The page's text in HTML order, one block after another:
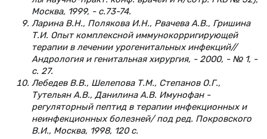
Москва, 1999, - с.73-74.
Ларина В.Н., Полякова И.Н., Рвачева А.В., Гришина
Т.И. Опыт комплексной иммунокорригирующей
терапии в лечении урогенитальных инфекций//
Андрология и генитальная хирургия, - 2000, - № 1, -
с. 27.
Лебедев В.В., Шелепова Т.М., Степанов О.Г.,
Тутельян А.В., Данилина А.В. Имунофан -
регуляторный пептид в терапии инфекционных и
неинфекционных болезней/ под ред. Покровского
В.И., Москва, 1998, 120 с.